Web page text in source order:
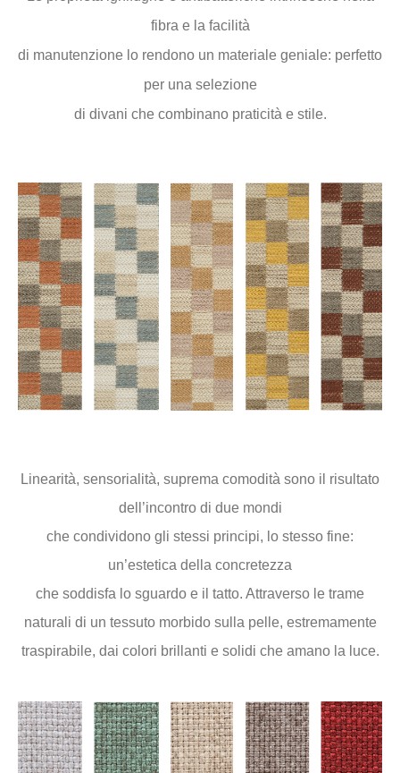
fibra e la facilità
di manutenzione lo rendono un materiale geniale: perfetto
per una selezione
di divani che combinano praticità e stile.
Linearità, sensorialità, suprema comodità sono il risultato
dell’incontro di due mondi
che condividono gli stessi principi, lo stesso fine:
un’estetica della concretezza
che soddisfa lo sguardo e il tatto. Attraverso le trame
naturali di un tessuto morbido sulla pelle, estremamente
traspirabile, dai colori brillanti e solidi che amano la luce.